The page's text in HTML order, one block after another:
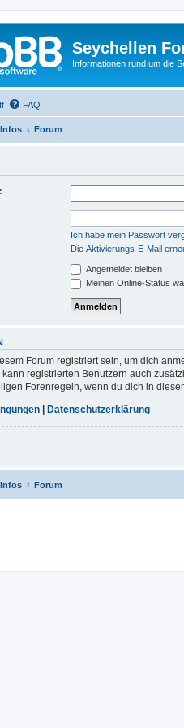
Seychellen
Informationen rund um die
FAQ
Forum
Ich habe mein Passwort
Die Aktivierungs-E-Mail
Angemeldet bleiben
Meinen Online-Status
Forum registriert sein, um dich
registrierten Benutzern auch
Forenregeln, wenn du dich in
Datenschutzerklärung
Forum